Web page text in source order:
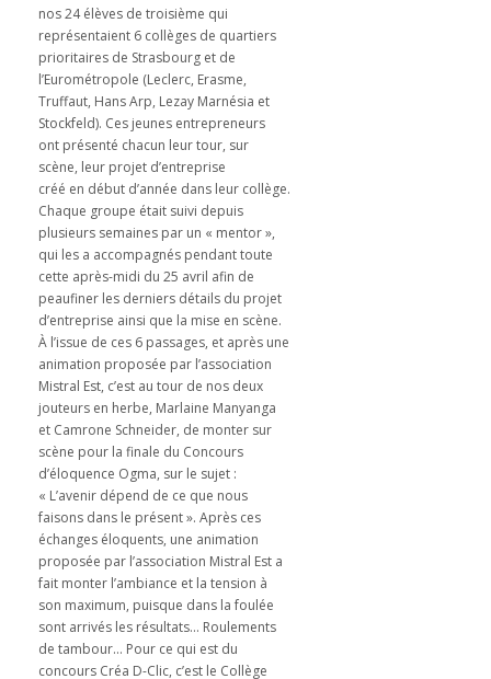
nos 24 élèves de troisième qui
représentaient 6 collèges de quartiers
prioritaires de Strasbourg et de
l’Eurométropole (Leclerc, Erasme,
Truffaut, Hans Arp, Lezay Marnésia et
Stockfeld). Ces jeunes entrepreneurs
ont présenté chacun leur tour, sur
scène, leur projet d’entreprise
créé en début d’année dans leur collège.
Chaque groupe était suivi depuis
plusieurs semaines par un « mentor »,
qui les a accompagnés pendant toute
cette après-midi du 25 avril afin de
peaufiner les derniers détails du projet
d’entreprise ainsi que la mise en scène.
À l’issue de ces 6 passages, et après une
animation proposée par l’association
Mistral Est, c’est au tour de nos deux
jouteurs en herbe, Marlaine Manyanga
et Camrone Schneider, de monter sur
scène pour la finale du Concours
d’éloquence Ogma, sur le sujet :
« L’avenir dépend de ce que nous
faisons dans le présent ». Après ces
échanges éloquents, une animation
proposée par l’association Mistral Est a
fait monter l’ambiance et la tension à
son maximum, puisque dans la foulée
sont arrivés les résultats… Roulements
de tambour… Pour ce qui est du
concours Créa D-Clic, c’est le Collège